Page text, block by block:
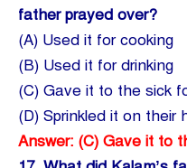
father prayed over?
(A) Used it for cooking
(B) Used it for drinking
(C) Gave it to the sick
(D) Sprinkled it on their
Answer: (C) Gave it to